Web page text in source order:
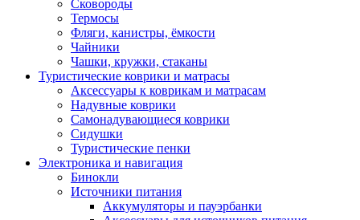
Сковороды
Термосы
Фляги, канистры, ёмкости
Чайники
Чашки, кружки, стаканы
Туристические коврики и матрасы
Аксессуары к коврикам и матрасам
Надувные коврики
Самонадувающиеся коврики
Сидушки
Туристические пенки
Электроника и навигация
Бинокли
Источники питания
Аккумуляторы и пауэрбанки